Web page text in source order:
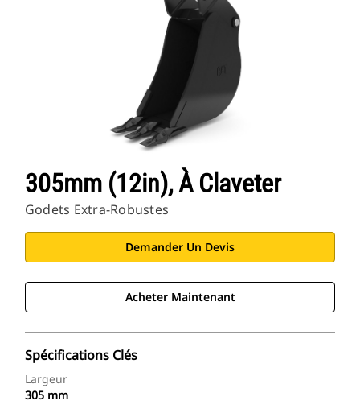
305mm (12in), À Claveter
Godets Extra-Robustes
Demander Un Devis
Acheter Maintenant
Spécifications Clés
Largeur
305 mm